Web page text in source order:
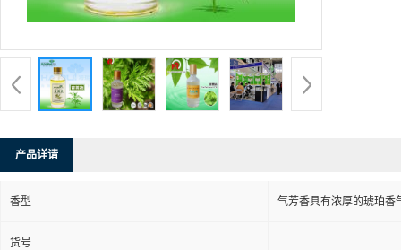
产品详请
香型 气芳香具有浓厚的琥珀香
货号